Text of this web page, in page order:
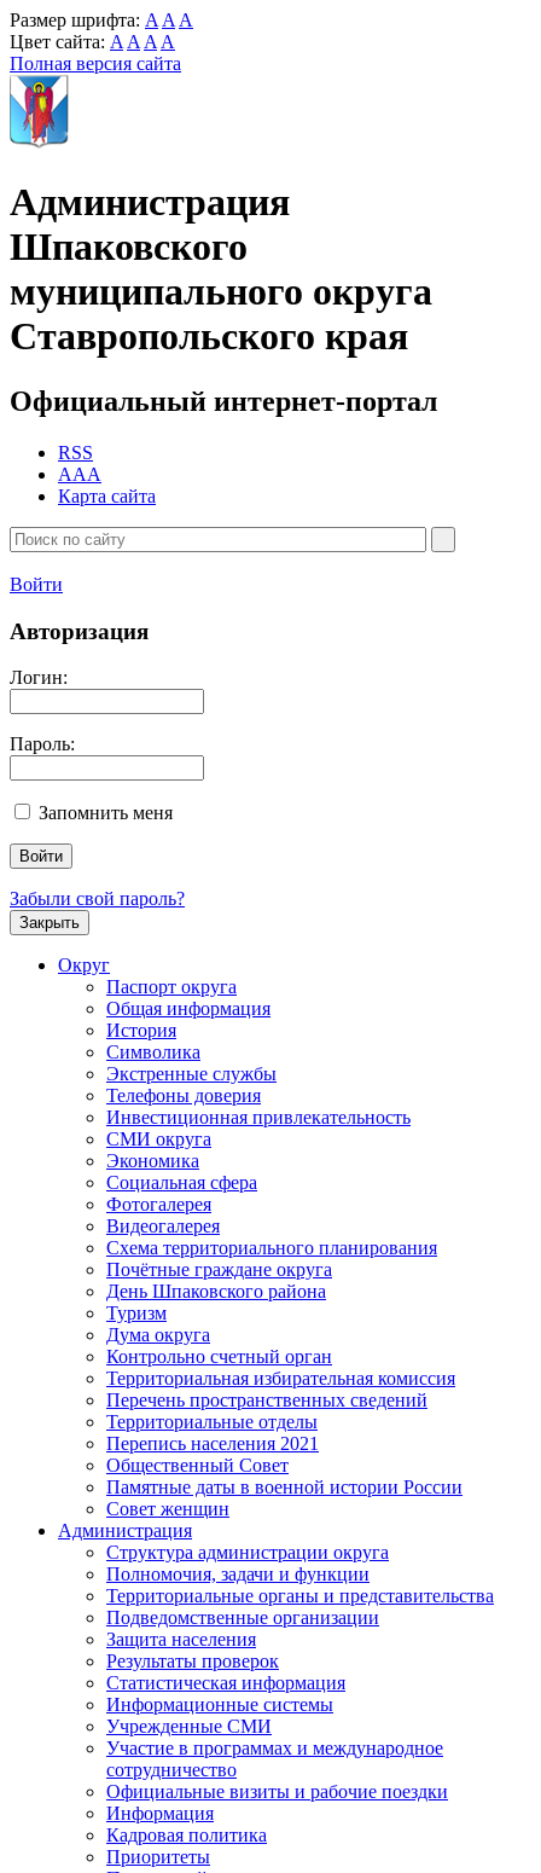
Размер шрифта: A A A
Цвет сайта: A A A A
Полная версия сайта
Администрация
Шпаковского
муниципального округа
Ставропольского края
Официальный интернет-портал
RSS
AAA
Карта сайта
Войти
Авторизация
Логин:
Пароль:
Запомнить меня
Забыли свой пароль?
Закрыть
Округ
Паспорт округа
Общая информация
История
Символика
Экстренные службы
Телефоны доверия
Инвестиционная привлекательность
СМИ округа
Экономика
Социальная сфера
Фотогалерея
Видеогалерея
Схема территориального планирования
Почётные граждане округа
День Шпаковского района
Туризм
Дума округа
Контрольно счетный орган
Территориальная избирательная комиссия
Перечень пространственных сведений
Территориальные отделы
Перепись населения 2021
Общественный Совет
Памятные даты в военной истории России
Совет женщин
Администрация
Структура администрации округа
Полномочия, задачи и функции
Территориальные органы и представительства
Подведомственные организации
Защита населения
Результаты проверок
Статистическая информация
Информационные системы
Учрежденные СМИ
Участие в программах и международное
сотрудничество
Официальные визиты и рабочие поездки
Информация
Кадровая политика
Приоритеты